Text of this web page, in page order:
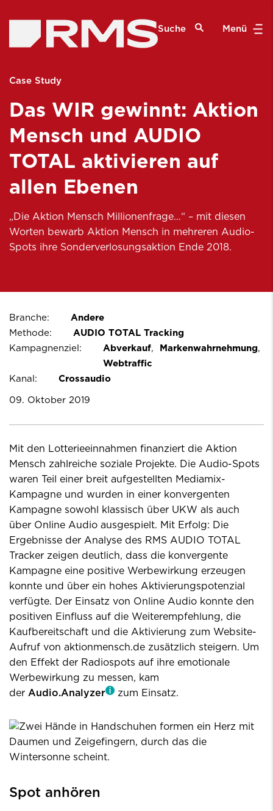
Suche Menü
Case Study
Das WIR gewinnt: Aktion
Mensch und AUDIO
TOTAL aktivieren auf
allen Ebenen
„Die Aktion Mensch Millionenfrage…“ – mit diesen
Worten bewarb Aktion Mensch in mehreren Audio-
Spots ihre Sonderverlosungsaktion Ende 2018.
Branche:
Andere
Methode:
AUDIO TOTAL Tracking
Kampagnenziel:
Abverkauf
Markenwahrnehmung
Webtraffic
Kanal:
Crossaudio
09. Oktober 2019
Mit den Lotterieeinnahmen finanziert die Aktion
Mensch zahlreiche soziale Projekte. Die Audio-Spots
waren Teil einer breit aufgestellten Mediamix-
Kampagne und wurden in einer konvergenten
Kampagne sowohl klassisch über UKW als auch
über Online Audio ausgespielt. Mit Erfolg: Die
Ergebnisse der Analyse des RMS AUDIO TOTAL
Tracker zeigen deutlich, dass die konvergente
Kampagne eine positive Werbewirkung erzeugen
konnte und über ein hohes Aktivierungspotenzial
verfügte. Der Einsatz von Online Audio konnte den
positiven Einfluss auf die Weiterempfehlung, die
Kaufbereitschaft und die Aktivierung zum Website-
Aufruf von aktionmensch.de zusätzlich steigern. Um
den Effekt der Radiospots auf ihre emotionale
Werbewirkung zu messen, kam
der Audio.Analyzer zum Einsatz.
Spot anhören